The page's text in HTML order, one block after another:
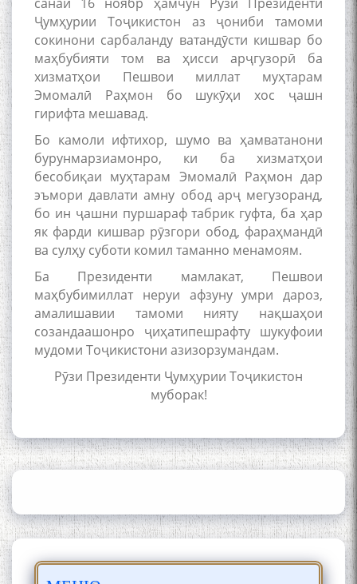
санаи 16 ноябр ҳамчун Рӯзи Президенти
Ҷумҳурии Тоҷикистон аз ҷониби тамоми
сокинони сарбаланду ватандӯсти кишвар бо
маҳбубияти том ва ҳисси арҷгузорӣ ба
хизматҳои Пешвои миллат муҳтарам
Эмомалӣ Раҳмон бо шукӯҳи хос ҷашн
гирифта мешавад.
Бо камоли ифтихор, шумо ва ҳамватанони
бурунмарзиамонро, ки ба хизматҳои
бесобиқаи муҳтарам Эмомалӣ Раҳмон дар
эъмори давлати амну обод арҷ мегузоранд,
бо ин ҷашни пуршараф табрик гуфта, ба ҳар
як фарди кишвар рӯзгори обод, фараҳмандӣ
ва сулҳу суботи комил таманно менамоям.
Ба Президенти мамлакат, Пешвои
маҳбубимиллат неруи афзуну умри дароз,
амалишавии тамоми нияту нақшаҳои
созандаашонро ҷиҳатипешрафту шукуфоии
мудоми Тоҷикистони азизорзумандам.
Рӯзи Президенти Ҷумҳурии Тоҷикистон
муборак!
The Persian Gulf Beautiful
poetry from Устод Мумин
Қаноат (Ustod Mumin Qanoat)
and Master Mehryar
Mehrafarin about the conflict
of the name of the Persian
Gulf
Сайри Дарвоз бо Мӯъмин
Қаноат: Чанор ҳам "гап"
мезанад
ШАРҲИ МУЛОҚОТ БО АҲЛИ
АКАДЕМИЯИ МИЛЛИИ
ИЛМҲОИ ТОҶИКИСТОН
БО 4 000 000 СОМОНӢ